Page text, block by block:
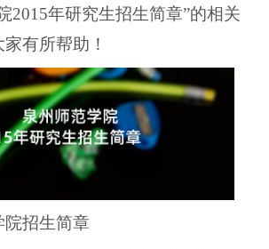
2015年研究生招生简章”的相关
有所帮助！
招生简章